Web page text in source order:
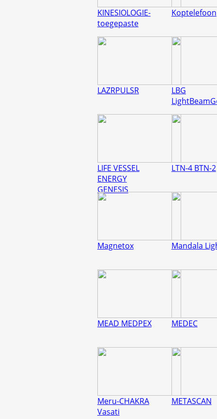
KINESIOLOGIE-
toegepaste
Koptelefoon
LAZRPULSR
LBG
LIFE VESSEL
ENERGY
GENESIS
LTN-4 BTN-2
Magnetox Mandala
MEAD MEDPEX MEDEC
Meru-CHAKRA
Vasati
METASCAN